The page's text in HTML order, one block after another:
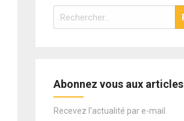
Rechercher :
Abonnez vous aux articles
Recevez l'actualité par e-mail